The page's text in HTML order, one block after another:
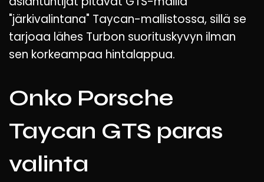
"järkivalintana" Taycan-mallistossa, sillä se
tarjoaa lähes Turbon suorituskyvyn ilman
sen korkeampaa hintalappua.
Onko Porsche
Taycan GTS paras
valinta